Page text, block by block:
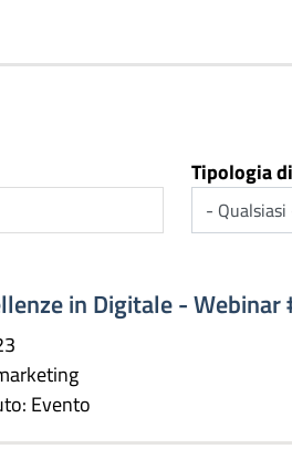
Tipologia
in Digitale -
Evento